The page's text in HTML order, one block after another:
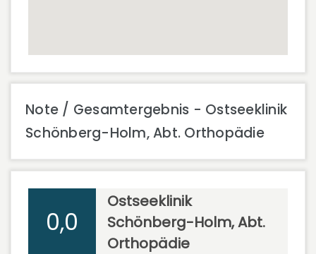
Note / Gesamtergebnis - Ostseeklinik
Schönberg-Holm, Abt. Orthopädie
0,0
Ostseeklinik
Schönberg-Holm, Abt.
Orthopädie